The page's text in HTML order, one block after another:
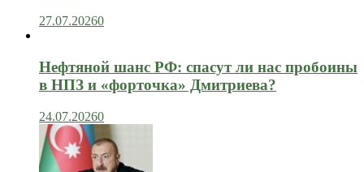
27.07.20260
Нефтяной шанс РФ: спасут ли нас пробоины
в НПЗ и «форточка» Дмитриева?
24.07.20260